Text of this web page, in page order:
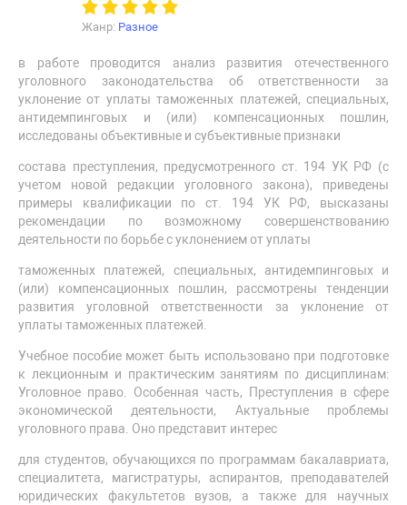
Жанр: Разное
в работе проводится анализ развития отечественного
уголовного законодательства об ответственности за
уклонение от уплаты таможенных платежей, специальных,
антидемпинговых и (или) компенсационных пошлин,
исследованы объективные и субъективные признаки
состава преступления, предусмотренного ст. 194 УК РФ (с
учетом новой редакции уголовного закона), приведены
примеры квалификации по ст. 194 УК РФ, высказаны
рекомендации по возможному совершенствованию
деятельности по борьбе с уклонением от уплаты
таможенных платежей, специальных, антидемпинговых и
(или) компенсационных пошлин, рассмотрены тенденции
развития уголовной ответственности за уклонение от
уплаты таможенных платежей.
Учебное пособие может быть использовано при подготовке
к лекционным и практическим занятиям по дисциплинам:
Уголовное право. Особенная часть, Преступления в сфере
экономической деятельности, Актуальные проблемы
уголовного права. Оно представит интерес
для студентов, обучающихся по программам бакалавриата,
специалитета, магистратуры, аспирантов, преподавателей
юридических факультетов вузов, а также для научных